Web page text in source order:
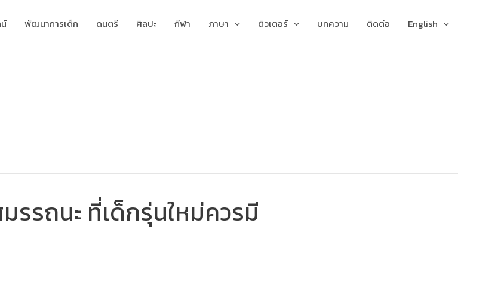
พัฒนาการเด็ก ดนตรี ศิลปะ กีฬา ภาษา ติวเตอร์ บทความ ติดต่อ English
รรถนะ ที่เด็กรุ่นใหม่ควรมี